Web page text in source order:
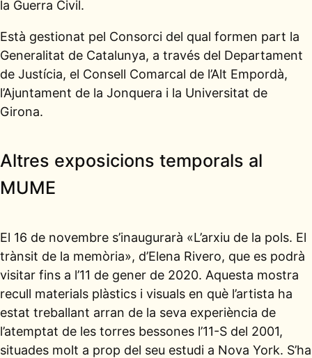
la Guerra Civil.
Està gestionat pel Consorci del qual formen part la
Generalitat de Catalunya, a través del Departament
de Justícia, el Consell Comarcal de l’Alt Empordà,
l’Ajuntament de la Jonquera i la Universitat de
Girona.
Altres exposicions temporals al
MUME
El 16 de novembre s’inaugurarà «L’arxiu de la pols. El
trànsit de la memòria», d’Elena Rivero, que es podrà
visitar fins a l’11 de gener de 2020. Aquesta mostra
recull materials plàstics i visuals en què l’artista ha
estat treballant arran de la seva experiència de
l’atemptat de les torres bessones l’11-S del 2001,
situades molt a prop del seu estudi a Nova York. S’ha